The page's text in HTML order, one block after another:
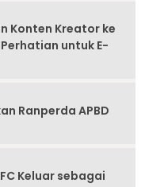
Konten Kreator ke
Perhatian untuk E-
Ranperda APBD
Keluar sebagai